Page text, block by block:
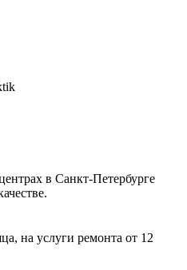
в Санкт-Петербурге
на услуги ремонта от 12